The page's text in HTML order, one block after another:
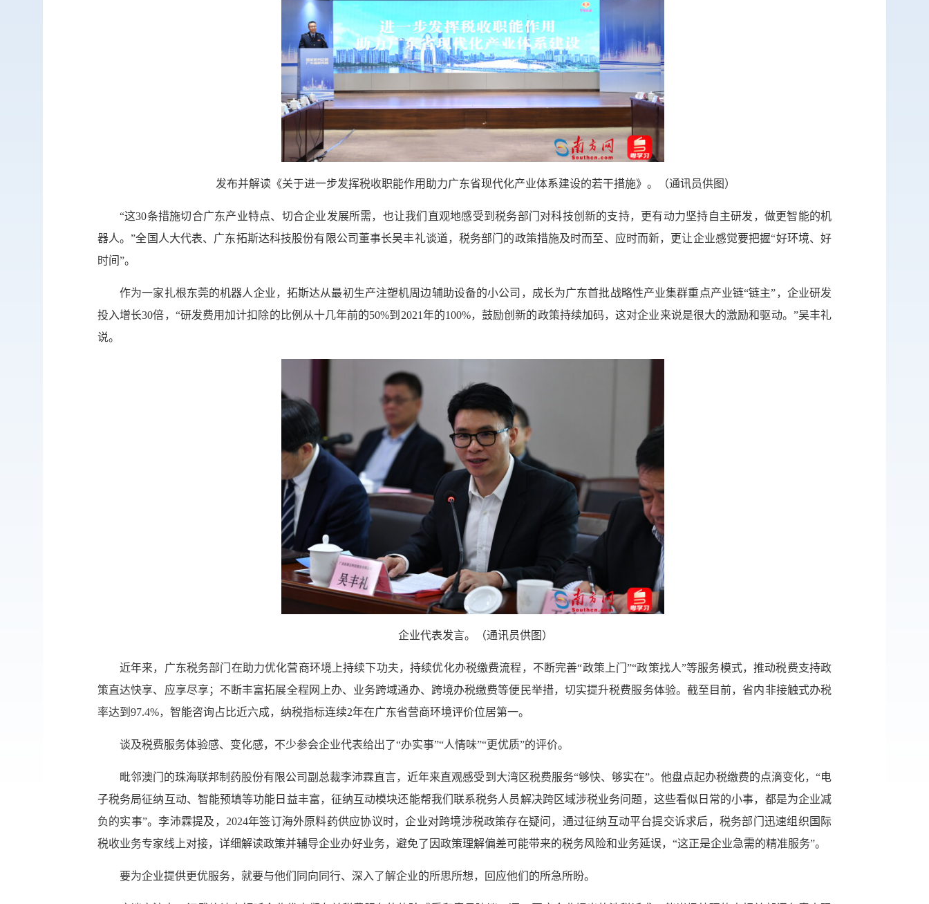
发布并解读《关于进一步发挥税收职能作用助力广东省现代化产业体系建设的若干措施》。（通讯员供图）
“这30条措施切合广东产业特点、切合企业发展所需，也让我们直观地感受到税务部门对科技创新的支持，更有动力坚持自主研发，做更智能的机
器人。”全国人大代表、广东拓斯达科技股份有限公司董事长吴丰礼谈道，税务部门的政策措施及时而至、应时而新，更让企业感觉要把握“好环境、好
时间”。
作为一家扎根东莞的机器人企业，拓斯达从最初生产注塑机周边辅助设备的小公司，成长为广东首批战略性产业集群重点产业链“链主”，企业研发
投入增长30倍，“研发费用加计扣除的比例从十几年前的50%到2021年的100%，鼓励创新的政策持续加码，这对企业来说是很大的激励和驱动。”吴丰礼
说。
企业代表发言。（通讯员供图）
近年来，广东税务部门在助力优化营商环境上持续下功夫，持续优化办税缴费流程，不断完善“政策上门”“政策找人”等服务模式，推动税费支持政
策直达快享、应享尽享；不断丰富拓展全程网上办、业务跨域通办、跨境办税缴费等便民举措，切实提升税费服务体验。截至目前，省内非接触式办税
率达到97.4%，智能咨询占比近六成，纳税指标连续2年在广东省营商环境评价位居第一。
谈及税费服务体验感、变化感，不少参会企业代表给出了“办实事”“人情味”“更优质”的评价。
毗邻澳门的珠海联邦制药股份有限公司副总裁李沛霖直言，近年来直观感受到大湾区税费服务“够快、够实在”。他盘点起办税缴费的点滴变化，“电
子税务局征纳互动、智能预填等功能日益丰富，征纳互动模块还能帮我们联系税务人员解决跨区域涉税业务问题，这些看似日常的小事，都是为企业减
负的实事”。李沛霖提及，2024年签订海外原料药供应协议时，企业对跨境涉税政策存在疑问，通过征纳互动平台提交诉求后，税务部门迅速组织国际
税收业务专家线上对接，详细解读政策并辅导企业办好业务，避免了因政策理解偏差可能带来的税务风险和业务延误，“这正是企业急需的精准服务”。
要为企业提供更优服务，就要与他们同向同行、深入了解企业的所思所想，回应他们的所急所盼。